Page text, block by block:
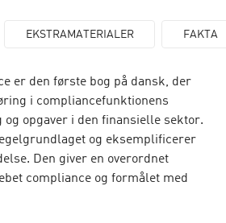
EKSTRAMATERIALER FAKTA
er den første bog på dansk, der
i compliancefunktionens
og opgaver i den finansielle sektor.
og eksemplificerer
Den giver en overordnet
compliance og formålet med